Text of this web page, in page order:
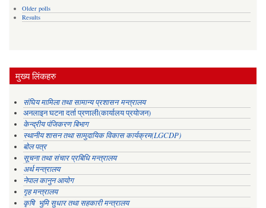
Older polls
Results
मुख्य लिंकहरु
संघिय मामिला तथा सामान्य प्रशासन मन्त्रालय
अनलाइन घटना दर्ता प्रणाली(कार्यालय प्रयोजन)
केन्द्रीय पंजिकरण बिभाग
स्थानीय शासन तथा सामुदायिक विकास कार्यक्रम(LGCDP)
बोल पत्र
सूचना तथा संचार प्रबिधि मन्त्रालय
अर्थ मन्त्रालय
नेपाल कानुन आयोग
गृह मन्त्रालय
कृषि भुमि सुधार तथा सहकारी मन्त्रालय